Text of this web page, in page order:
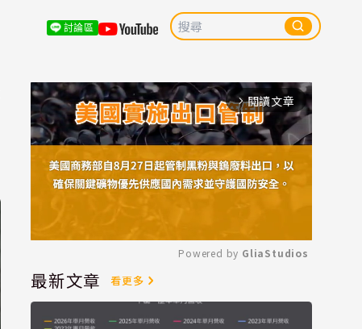
討論區
arrow_forward_ios 閱讀文章
Mute
Powered by GliaStudios
最新文章 看更多